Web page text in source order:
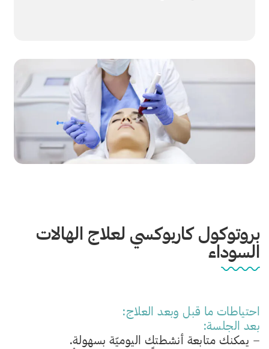
بروتوكول كاربوكسي لعلاج الهالات
السوداء
احتياطات ما قبل وبعد العلاج:
بعد الجلسة:
– يمكنك متابعة أنشطتك اليوميّة بسهولة.